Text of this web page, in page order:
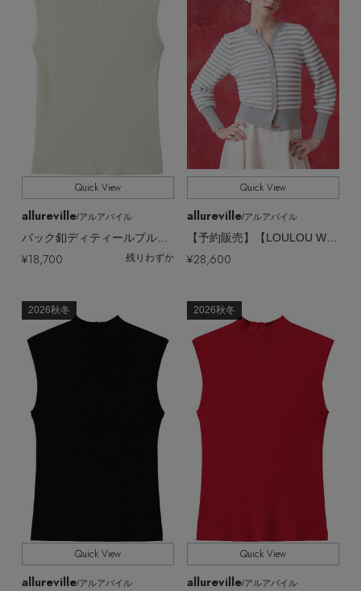
Quick View
allureville/アルアバイル
【予約販売】【LOULOU WILLOUGHBY】フェザーボーダーキーネックカーディガン
¥28,600
Quick View
allureville/アルアバイル
バック釦ディティールプルオーバー A
¥18,700 残りわずか
2026秋冬
Quick View
allureville/アルアバイル
2026秋冬
Quick View
allureville/アルアバイル